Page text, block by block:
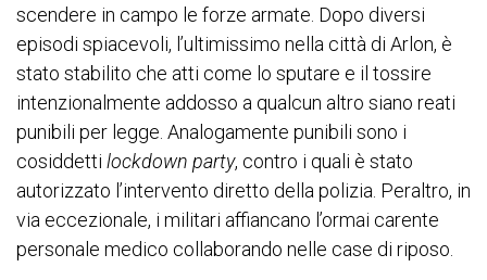
scendere in campo le forze armate. Dopo diversi
episodi spiacevoli, l’ultimissimo nella città di Arlon, è
stato stabilito che atti come lo sputare e il tossire
intenzionalmente addosso a qualcun altro siano reati
punibili per legge. Analogamente punibili sono i
cosiddetti lockdown party, contro i quali è stato
autorizzato l’intervento diretto della polizia. Peraltro, in
via eccezionale, i militari affiancano l’ormai carente
personale medico collaborando nelle case di riposo.